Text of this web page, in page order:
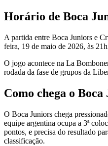
Horário de Boca
A partida entre Boca Juniors e
feira, 19 de maio de 2026, às
O jogo acontece na La
rodada da fase de grupos da
Como chega o
O Boca Juniors chega
equipe argentina ocupa a 3ª
pontos, e precisa do resultado
classificação.